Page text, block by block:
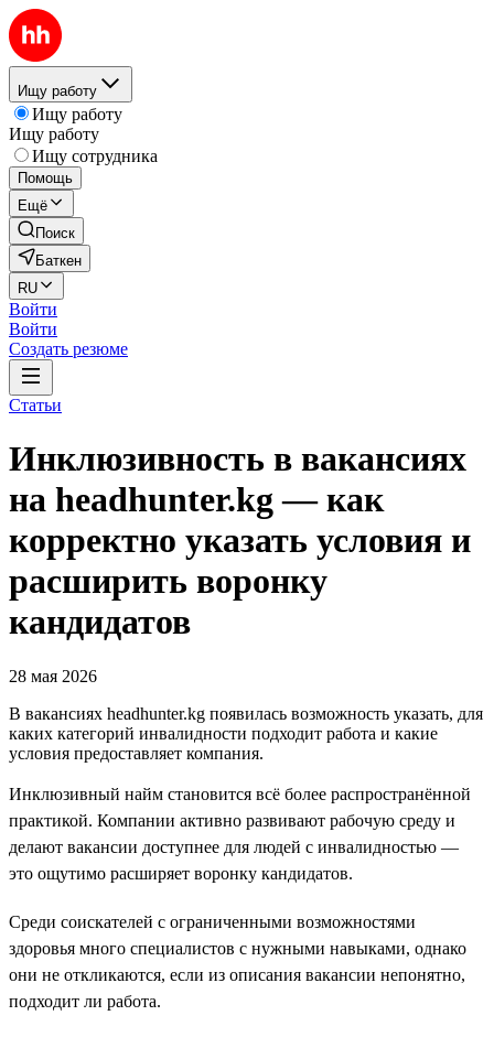
Ищу работу
Ищу работу
Ищу работу
Ищу сотрудника
Помощь
Ещё
Поиск
Баткен
RU
Войти
Войти
Создать резюме
Статьи
Инклюзивность в вакансиях
на headhunter.kg — как
корректно указать условия и
расширить воронку
кандидатов
28 мая 2026
В вакансиях headhunter.kg появилась возможность указать, для
каких категорий инвалидности подходит работа и какие
условия предоставляет компания.
Инклюзивный найм становится всё более распространённой
практикой. Компании активно развивают рабочую среду и
делают вакансии доступнее для людей с инвалидностью —
это ощутимо расширяет воронку кандидатов.
Среди соискателей с ограниченными возможностями
здоровья много специалистов с нужными навыками, однако
они не откликаются, если из описания вакансии непонятно,
подходит ли работа.